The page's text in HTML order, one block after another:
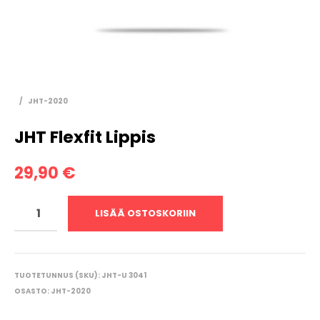
/ JHT-2020
JHT Flexfit Lippis
29,90 €
LISÄÄ OSTOSKORIIN
TUOTETUNNUS (SKU): JHT-U 3041
OSASTO: JHT-2020